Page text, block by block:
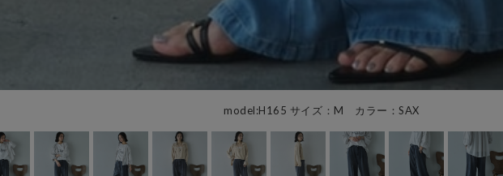
model:H165 サイズ：M カラー：SAX